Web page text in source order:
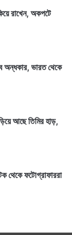
রাখেন, অকপটে
অন্ধকার, ভারত থেকে
আছে তিমির হাড়,
থেকে ফটোগ্রাফাররা